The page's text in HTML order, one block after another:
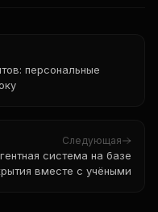
персональные
Следующая
система на базе
вместе с учёными